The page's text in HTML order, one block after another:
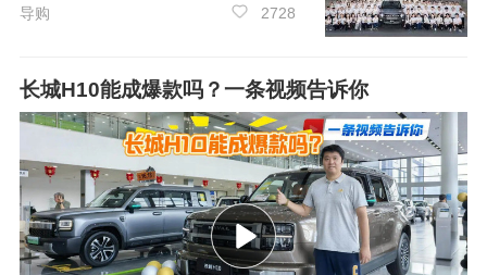
导购 2728
长城H10能成爆款吗？一条视频告诉你